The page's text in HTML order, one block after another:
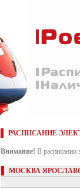
РАСПИСАНИЕ
Внимание! В расписании
МОСКВА